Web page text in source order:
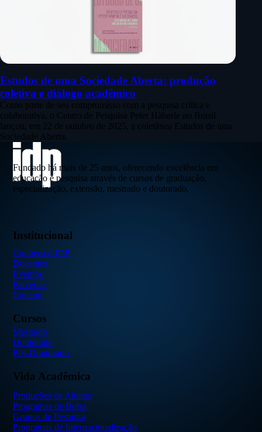
Estudos de uma Sociedade Aberta: produção
coletiva e diálogo acadêmico
Como parte de seu compromisso com a pesquisa crítica e
colaborativa, o Centro de Pesquisa Peter Häberle no Brasil
lançou, em 22 de outubro de 2025, a coletânea Estudos de uma
Sociedade Aberta.
Fundado há mais de 25 anos, oferecendo excelência em
educação e pesquisa através de cursos de graduação,
especialização, extensão, mestrado e doutorado.
Institucional
Conheça o IDP
Docentes
Eventos
Parcerias
Contato
Cursos
Mestrado
Doutorado
Pós-Doutorado
Vida Acadêmica
Produções de Alunos
Programas de Bolsa
Grupos de Pesquisa
Programas de Internacionalização